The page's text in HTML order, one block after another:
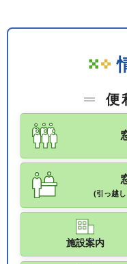
便
(引っ越
施設案内